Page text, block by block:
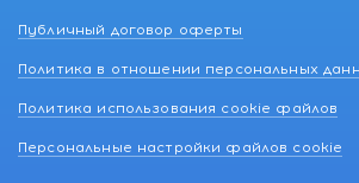
Публичный договор оферты
Политика в отношении персональных
Политика использования cookie файлов
Персональные настройки файлов cookie